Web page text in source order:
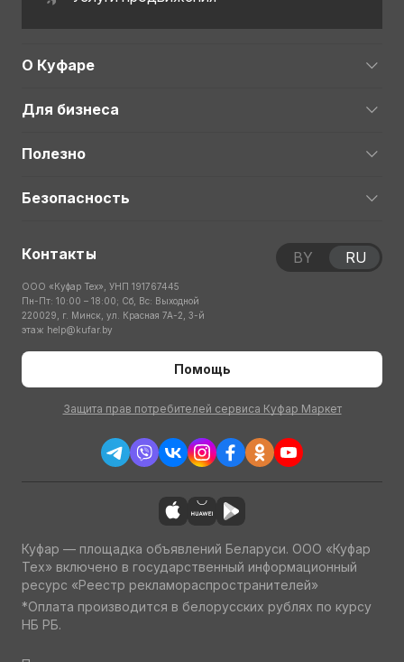
О Куфаре
Для бизнеса
Полезно
Безопасность
Контакты
ООО «Куфар Тех», УНП 191767445
Пн-Пт: 10:00 – 18:00; Сб, Вс: Выходной
220029, г. Минск, ул. Красная 7А-2, 3-й
этаж help@kufar.by
Помощь
Защита прав потребителей сервиса Куфар Маркет
BY RU
Куфар — площадка объявлений Беларуси. ООО «Куфар
Тех» включено в государственный информационный
ресурс «Реестр рекламораспространителей»
*Оплата производится в белорусских рублях по курсу
НБ РБ.